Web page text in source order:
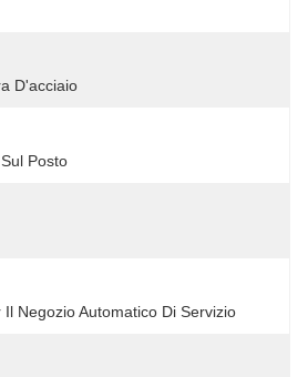
D'acciaio
Posto
Negozio Automatico Di Servizio